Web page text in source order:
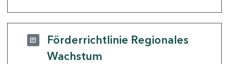
Förderrichtlinie Regionales
Wachstum